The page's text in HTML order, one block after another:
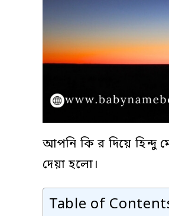
আপনি কি র দিয়ে হিন্দু
দেয়া হলো।
Table of